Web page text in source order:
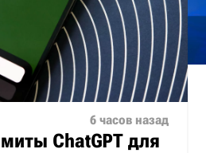
6 часов назад
ChatGPT для